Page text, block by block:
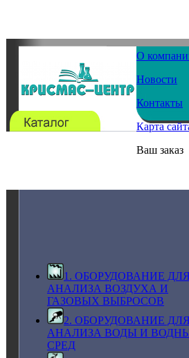
О
Новости
Контакты
Карта
Ваш заказ
1. ОБОРУДОВАНИЕ ДЛЯ
АНАЛИЗА ВОЗДУХА И
ГАЗОВЫХ ВЫБРОСОВ
2. ОБОРУДОВАНИЕ ДЛЯ
АНАЛИЗА ВОДЫ И
СРЕД